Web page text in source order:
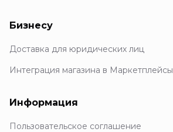
Бизнесу
Доставка для юридических лиц
Интеграция магазина в Маркетплейсы
Информация
Пользовательское соглашение